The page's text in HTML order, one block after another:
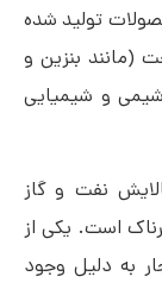
تولید شده
(مانند بنزین و
و شیمیایی
نفت و گاز
است. یکی از
به دلیل وجود